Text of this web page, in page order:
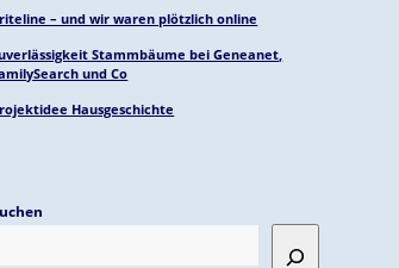
– und wir waren plötzlich online
Stammbäume bei Geneanet,
und Co
Hausgeschichte